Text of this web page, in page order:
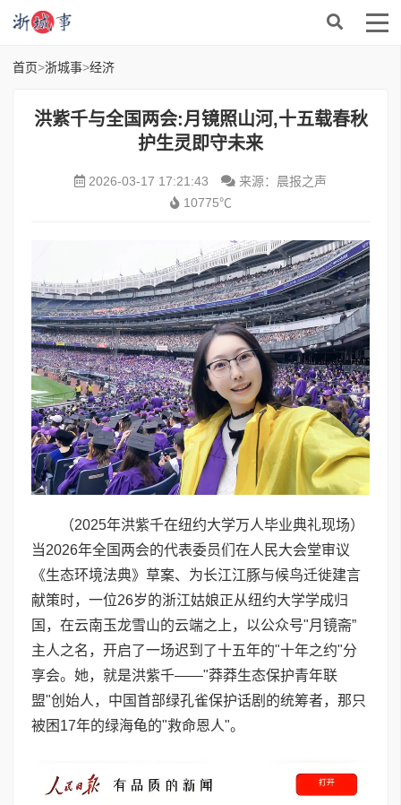
首页>浙城事>经济
洪紫千与全国两会:月镜照山河,十五载春秋
护生灵即守未来
2026-03-17 17:21:43
来源：晨报之声
10775℃
（2025年洪紫千在纽约大学万人毕业典礼现场）
当2026年全国两会的代表委员们在人民大会堂审议
《生态环境法典》草案、为长江江豚与候鸟迁徙建言
献策时，一位26岁的浙江姑娘正从纽约大学学成归
国，在云南玉龙雪山的云端之上，以公众号"月镜斋”
主人之名，开启了一场迟到了十五年的"十年之约"分
享会。她，就是洪紫千——"莽莽生态保护青年联
盟"创始人，中国首部绿孔雀保护话剧的统筹者，那只
被困17年的绿海龟的"救命恩人"。